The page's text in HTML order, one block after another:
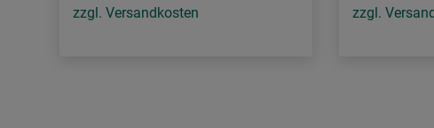
zzgl. Versandkosten zzgl.